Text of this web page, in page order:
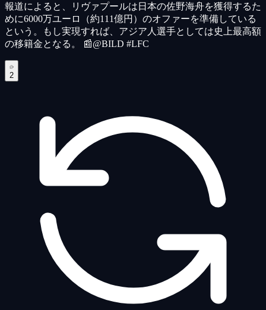
報道によると、リヴァプールは日本の佐野海舟を獲得するた
めに6000万ユーロ（約111億円）のオファーを準備している
という。もし実現すれば、アジア人選手としては史上最高額
の移籍金となる。 📰@BILD #LFC
2